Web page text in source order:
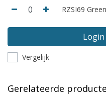
RZSI69 Green
Vergelijk
Gerelateerde